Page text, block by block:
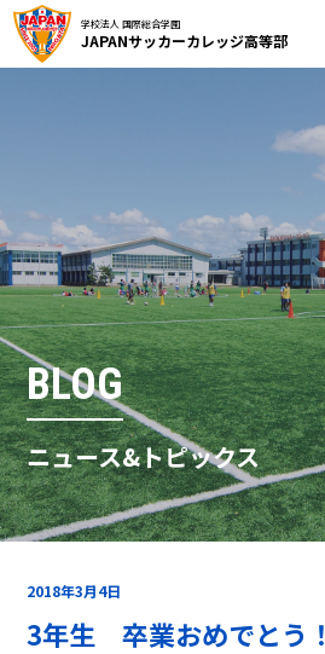
学校法人 国際総合学園
JAPANサッカーカレッジ高等部
BLOG
ニュース&トピックス
2018年3月4日
3年生 卒業おめでとう！